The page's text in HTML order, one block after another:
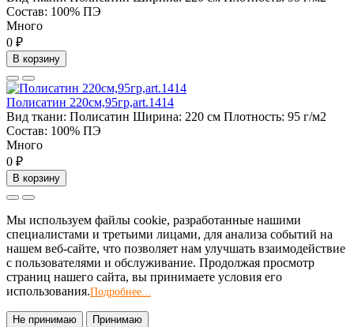
Состав: 100% ПЭ
Много
0 ₽
В корзину
Полисатин 220см,95гр,art.1414
Вид ткани: Полисатин Ширина: 220 см Плотность: 95 г/м2
Состав: 100% ПЭ
Много
0 ₽
В корзину
Мы используем файлы cookie, разработанные нашими
специалистами и третьими лицами, для анализа событий на
нашем веб-сайте, что позволяет нам улучшать взаимодействие
с пользователями и обслуживание. Продолжая просмотр
страниц нашего сайта, вы принимаете условия его
использования.Подробнее...
Не принимаю Принимаю